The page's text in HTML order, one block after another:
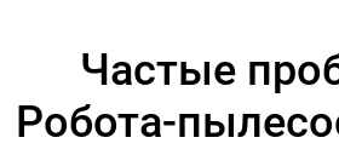
Частые
Робота-